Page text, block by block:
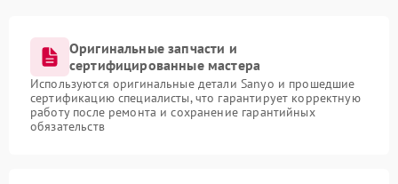
Оригинальные запчасти и
сертифицированные мастера
Используются оригинальные детали Sanyo и прошедшие
сертификацию специалисты, что гарантирует корректную
работу после ремонта и сохранение гарантийных
обязательств